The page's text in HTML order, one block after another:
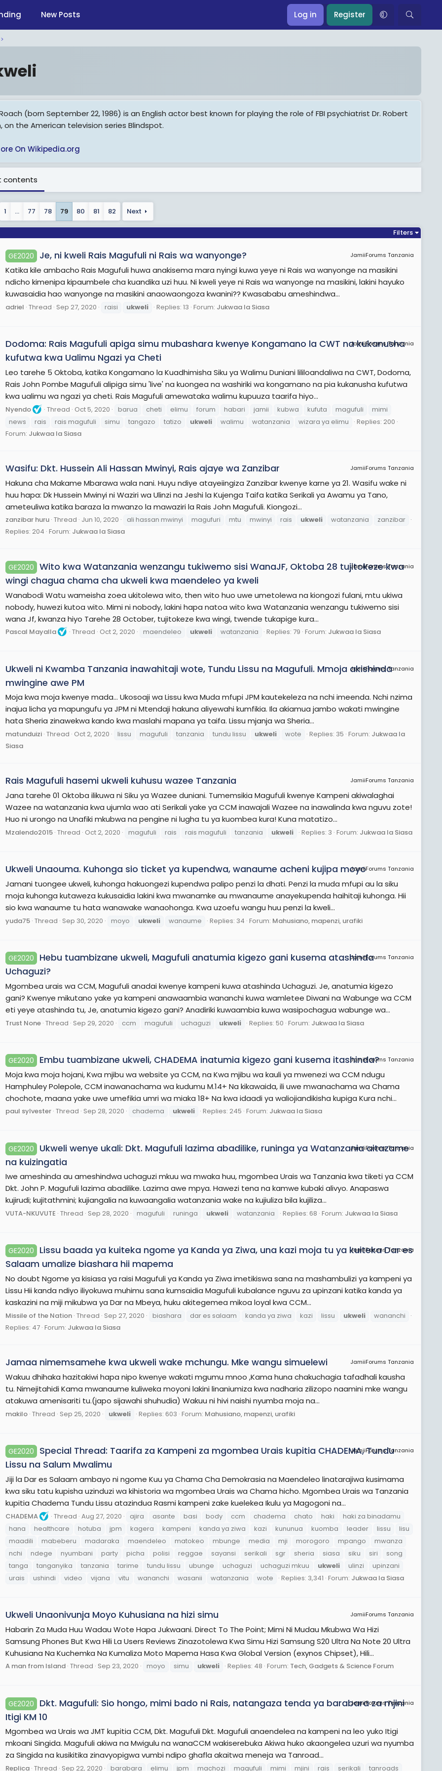
New Posts Log in Register
(born September 22, 1986) is an English actor best known for playing the role of FBI psychiatrist Dr. Robert
on the American television series Blindspot.
On Wikipedia.org
contents
1 … 77 78 79 80 81 82 Next
Filters
JamiiForums Tanzania
GE2020 Je, ni kweli Rais Magufuli ni Rais wa wanyonge?
Katika kile ambacho Rais Magufuli huwa anakisema mara nyingi kuwa yeye ni Rais wa wanyonge na masikini
ndicho kimenipa kipaumbele cha kuandika uzi huu. Ni kweli yeye ni Rais wa wanyonge na masikini, lakini hayuko
kuwasaidia hao wanyonge na masikini anaowaongoza kwanini?? Kwasababu ameshindwa...
adriel Thread Sep 27, 2020 raisi ukweli Replies: 13 Forum: Jukwaa la Siasa
JamiiForums Tanzania
Dodoma: Rais Magufuli apiga simu mubashara kwenye Kongamano la CWT na kukanusha
kufutwa kwa Ualimu Ngazi ya Cheti
Leo tarehe 5 Oktoba, katika Kongamano la Kuadhimisha Siku ya Walimu Duniani lililoandaliwa na CWT, Dodoma,
Rais John Pombe Magufuli alipiga simu 'live' na kuongea na washiriki wa kongamano na pia kukanusha kufutwa
kwa ualimu wa ngazi ya cheti. Rais Magufuli amewataka walimu kupuuza taarifa hiyo...
Nyendo Thread Oct 5, 2020 barua cheti elimu forum habari jamii kubwa kufuta magufuli
mimi
news
rais rais magufuli simu tangazo tatizo ukweli walimu watanzania wizara ya elimu
Replies: 200
Forum: Jukwaa la Siasa
JamiiForums Tanzania
Wasifu: Dkt. Hussein Ali Hassan Mwinyi, Rais ajaye wa Zanzibar
Hakuna cha Makame Mbarawa wala nani. Huyu ndiye atayeiingiza Zanzibar kwenye karne ya 21. Wasifu wake ni
huu hapa: Dk Hussein Mwinyi ni Waziri wa Ulinzi na Jeshi la Kujenga Taifa katika Serikali ya Awamu ya Tano,
ameteuliwa katika baraza la mwanzo la mawaziri la Rais John Magufuli. Kiongozi...
zanzibar huru Thread Jun 10, 2020 ali hassan mwinyi magufuri mtu mwinyi rais ukweli watanzania
zanzibar
Replies: 204 Forum: Jukwaa la Siasa
JamiiForums Tanzania
GE2020
Wito kwa Watanzania wenzangu tukiwemo sisi WanaJF, Oktoba 28 tujitokeze kwa
wingi chagua chama cha ukweli kwa maendeleo ya kweli
Wanabodi Watu wameisha zoea ukitolewa wito, then wito huo uwe umetolewa na kiongozi fulani, mtu ukiwa
nobody, huwezi kutoa wito. Mimi ni nobody, lakini hapa natoa wito kwa Watanzania wenzangu tukiwemo sisi
wana Jf, kwanza hiyo Tarehe 28 October, tujitokeze kwa wingi, twende tukapige kura...
Pascal Mayalla Thread Oct 2, 2020 maendeleo ukweli watanzania Replies: 79 Forum: Jukwaa la Siasa
JamiiForums Tanzania
Ukweli ni Kwamba Tanzania inawahitaji wote, Tundu Lissu na Magufuli. Mmoja akishinda
mwingine awe PM
Moja kwa moja kwenye mada... Ukosoaji wa Lissu kwa Muda mfupi JPM kautekeleza na nchi imeenda. Nchi nzima
inajua licha ya mapungufu ya JPM ni Mtendaji hakuna aliyewahi kumfikia. Ila akiamua jambo wakati mwingine
hata Sheria zinawekwa kando kwa maslahi mapana ya taifa. Lissu mjanja wa Sheria...
matunduizi Thread Oct 2, 2020 lissu magufuli tanzania tundu lissu ukweli wote Replies: 35 Forum: Jukwaa la
Siasa
JamiiForums Tanzania
Rais Magufuli hasemi ukweli kuhusu wazee Tanzania
Jana tarehe 01 Oktoba ilikuwa ni Siku ya Wazee duniani. Tumemsikia Magufuli kwenye Kampeni akiwalaghai
Wazee na watanzania kwa ujumla wao ati Serikali yake ya CCM inawajali Wazee na inawalinda kwa nguvu zote!
Huo ni urongo na Unafiki mkubwa na pengine ni lugha tu ya kuombea kura! Kuna matatizo...
Mzalendo2015 Thread Oct 2, 2020 magufuli rais rais magufuli tanzania ukweli Replies: 3 Forum: Jukwaa la Siasa
JamiiForums Tanzania
Ukweli Unaouma. Kuhonga sio ticket ya kupendwa, wanaume acheni kujipa moyo
Jamani tuongee ukweli, kuhonga hakuongezi kupendwa palipo penzi la dhati. Penzi la muda mfupi au la siku
moja kuhonga kutaweza kukusaidia lakini kwa mwanamke au mwanaume anayekupenda haihitaji kuhonga. Hii
sio kwa wanaume tu hata wanawake wanaohonga. Kwa uzoefu wangu huu penzi la kweli...
yuda75 Thread Sep 30, 2020 moyo ukweli wanaume Replies: 34 Forum: Mahusiano, mapenzi, urafiki
JamiiForums Tanzania
GE2020
Hebu tuambizane ukweli, Magufuli anatumia kigezo gani kusema atashinda
Uchaguzi?
Mgombea urais wa CCM, Magufuli anadai kwenye kampeni kuwa atashinda Uchaguzi. Je, anatumia kigezo
gani? Kwenye mikutano yake ya kampeni anawaambia wananchi kuwa wamletee Diwani na Wabunge wa CCM
eti yeye atashinda tu, Je, anatumia kigezo gani? Anadiriki kuwaambia kuwa wasipochagua wabunge wa...
Trust None Thread Sep 29, 2020 ccm magufuli uchaguzi ukweli Replies: 50 Forum: Jukwaa la Siasa
JamiiForums Tanzania
GE2020 Embu tuambizane ukweli, CHADEMA inatumia kigezo gani kusema itashinda?
Moja kwa moja hojani, Kwa mjibu wa website ya CCM, na Kwa mjibu wa kauli ya mwenezi wa CCM ndugu
Hamphuley Polepole, CCM inawanachama wa kudumu M.14+ Na kikawaida, ili uwe mwanachama wa Chama
chochote, maana yake uwe umefikia umri wa miaka 18+ Na kwa idaadi ya waliojiandikisha kupiga Kura nchi...
paul sylvester Thread Sep 28, 2020 chadema ukweli Replies: 245 Forum: Jukwaa la Siasa
JamiiForums Tanzania
GE2020
Ukweli wenye ukali: Dkt. Magufuli lazima abadilike, runinga ya Watanzania aitazame
na kuizingatia
Iwe ameshinda au ameshindwa uchaguzi mkuu wa mwaka huu, mgombea Urais wa Tanzania kwa tiketi ya CCM
Dkt. John P. Magufuli lazima abadilike. Lazima awe mpya. Hawezi tena na kamwe kubaki alivyo. Anapaswa
kujirudi; kujitathmini; kujiangalia na kuwaangalia watanzania wake na kujiuliza bila kujiliza...
VUTA-NKUVUTE Thread Sep 28, 2020 magufuli runinga ukweli watanzania Replies: 68 Forum: Jukwaa la Siasa
JamiiForums Tanzania
GE2020
Lissu baada ya kuiteka ngome ya Kanda ya Ziwa, una kazi moja tu ya kuiteka Dar es
Salaam umalize biashara hii mapema
No doubt Ngome ya kisiasa ya raisi Magufuli ya Kanda ya Ziwa imetikiswa sana na mashambulizi ya kampeni ya
Lissu Hii kanda ndiyo iliyokuwa muhimu sana kumsaidia Magufuli kubalance nguvu za upinzani katika kanda ya
kaskazini na miji mikubwa ya Dar na Mbeya, huku akitegemea mikoa loyal kwa CCM...
Missile of the Nation Thread Sep 27, 2020 biashara dar es salaam kanda ya ziwa kazi lissu ukweli
wananchi
Replies: 47 Forum: Jukwaa la Siasa
JamiiForums Tanzania
Jamaa nimemsamehe kwa ukweli wake mchungu. Mke wangu simuelewi
Wakuu dhihaka hazitakiwi hapa nipo kwenye wakati mgumu mnoo ,Kama huna chakuchagia tafadhali kausha
tu. Nimejitahidi Kama mwanaume kuliweka moyoni lakini linaniumiza kwa nadharia zilizopo naamini mke wangu
atakuwa amenisariti tu.(japo sijawahi shuhudia) Wakuu ni hivi naishi nyumba moja na...
makilo Thread Sep 25, 2020 ukweli Replies: 603 Forum: Mahusiano, mapenzi, urafiki
JamiiForums Tanzania
GE2020
Special Thread: Taarifa za Kampeni za mgombea Urais kupitia CHADEMA, Tundu
Lissu na Salum Mwalimu
Jiji la Dar es Salaam ambayo ni ngome Kuu ya Chama Cha Demokrasia na Maendeleo linatarajiwa kusimama
kwa siku tatu kupisha uzinduzi wa kihistoria wa mgombea Urais wa Chama hicho. Mgombea Urais wa Tanzania
kupitia Chadema Tundu Lissu atazindua Rasmi kampeni zake kuelekea Ikulu ya Magogoni na...
CHADEMA Thread Aug 27, 2020 ajira asante basi body ccm chadema chato haki
haki za binadamu
hana
healthcare hotuba jpm kagera kampeni kanda ya ziwa kazi kununua kuomba leader lissu
lisu
maadili
mabeberu madaraka maendeleo matokeo mbunge media mji morogoro mpango
mwanza
nchi
ndege nyumbani party picha polisi reggae sayansi serikali sgr sheria siasa siku siri
song
tanga
tanganyika tanzania tarime tundu lissu ubunge uchaguzi uchaguzi mkuu ukweli ulinzi
upinzani
urais
ushindi video vijana vitu wananchi wasanii watanzania wote Replies: 3,341 Forum: Jukwaa la Siasa
JamiiForums Tanzania
Ukweli Unaonivunja Moyo Kuhusiana na hizi simu
Habarin Za Muda Huu Wadau Wote Hapa Jukwaani. Direct To The Point; Mimi Ni Mudau Mkubwa Wa Hizi
Samsung Phones But Kwa Hili La Users Reviews Zinazotolewa Kwa Simu Hizi Samsung S20 Ultra Na Note 20 Ultra
Kuhusiana Na Kuchemka Na Kumaliza Moto Mapema Hasa Kwa Global Version (exynos Chipset), Hili...
A man from Island Thread Sep 23, 2020 moyo simu ukweli Replies: 48 Forum: Tech, Gadgets & Science Forum
JamiiForums Tanzania
GE2020
Dkt. Magufuli: Sio hongo, mimi bado ni Rais, natangaza tenda ya barabara za mjini
Itigi KM 10
Mgombea wa Urais wa JMT kupitia CCM, Dkt. Magufuli Dkt. Magufuli anaendelea na kampeni na leo yuko Itigi
mkoani Singida. Magufuli akiwa na Mwigulu na wanaCCM wakiserebuka Akiwa huko akaongelea uzuri wa nyumba
za Singida na kusikitika zinavyopigwa vumbi ndipo ghafla akaitwa meneja wa Tanroad...
Replica Thread Sep 22, 2020 barabara elimu jpm machozi magufuli mimi mjini rais serikali tanroads